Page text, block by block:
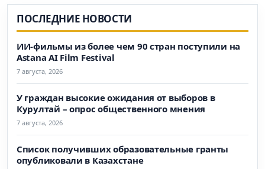
ПОСЛЕДНИЕ НОВОСТИ
ИИ-фильмы из более чем 90 стран поступили на
Astana AI Film Festival
7 августа, 2026
У граждан высокие ожидания от выборов в
Курултай – опрос общественного мнения
7 августа, 2026
Список получивших образовательные гранты
опубликовали в Казахстане